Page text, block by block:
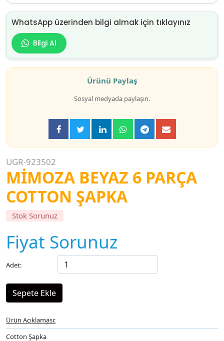
WhatsApp üzerinden bilgi almak için tıklayınız
Bilgi Al
Ürünü Paylaş
Sosyal medyada paylaşın.
UGR-923502
MİMOZA BEYAZ 6 PARÇA
COTTON ŞAPKA
Stok Sorunuz
Fiyat Sorunuz
Adet:
Ürün Açıklaması:
Cotton Şapka